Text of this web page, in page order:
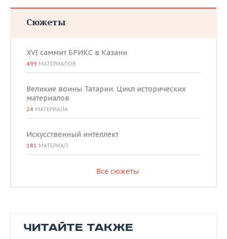
Сюжеты
XVI саммит БРИКС в Казани
499 МАТЕРИАЛОВ
Великие воины Татарии. Цикл исторических
материалов
24 МАТЕРИАЛА
Искусственный интеллект
181 МАТЕРИАЛ
Все сюжеты
ЧИТАЙТЕ ТАКЖЕ